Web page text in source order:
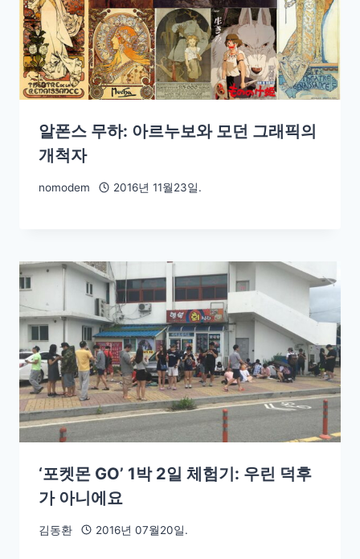
알폰스 무하: 아르누보와 모던 그래픽의
개척자
nomodem 2016년 11월23일.
‘포켓몬 GO’ 1박 2일 체험기: 우린 덕후
가 아니에요
김동환 2016년 07월20일.